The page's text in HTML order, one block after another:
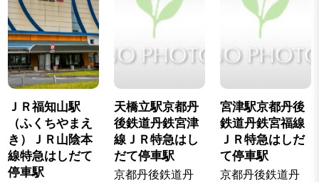
ＪＲ福知山駅
（ふくちやまえ
き）ＪＲ山陰本
線特急はしだて
停車駅
天橋立駅京都丹
後鉄道丹鉄宮津
線ＪＲ特急はし
だて停車駅
京都丹後鉄道丹
宮津駅京都丹後
鉄道丹鉄宮福線
ＪＲ特急はしだ
て停車駅
京都丹後鉄道丹